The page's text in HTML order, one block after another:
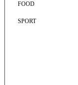
FOOD
SPORT